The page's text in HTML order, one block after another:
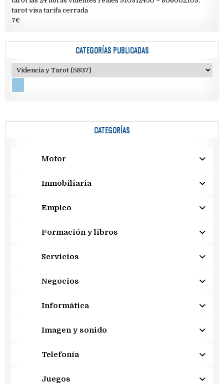
tarot visa tarifa cerrada
7€
CATEGORÍAS PUBLICADAS
CATEGORÍAS
Motor
Inmobiliaria
Empleo
Formación y libros
Servicios
Negocios
Informática
Imagen y sonido
Telefonía
Juegos